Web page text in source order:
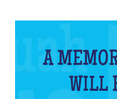
A
WILL